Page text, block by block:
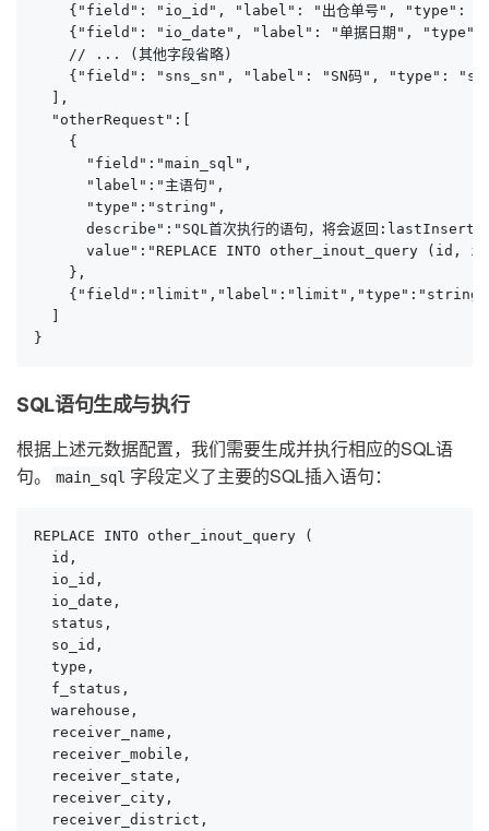
{"field": "io_id", "label": "出仓单号", "type":
{"field": "io_date", "label": "单据日期",
    // ... (其他字段省略)
{"field": "sns_sn", "label": "SN码", "type":
  ],
  "otherRequest":[
    {
      "field":"main_sql",
      "label":"主语句",
      "type":"string",
describe":"SQL首次执行的语句，将会返回
value":"REPLACE INTO other_inout_query (id,
    },
  ]
}
SQL语句生成与执行
根据上述元数据配置，我们需要生成并执行相应的SQL语
句。
main_sql 字段定义了主要的SQL插入语句：
REPLACE INTO other_inout_query (
  id,
  io_id,
  io_date,
  status,
  so_id,
  type,
  f_status,
  warehouse,
  receiver_name,
  receiver_mobile,
  receiver_state,
  receiver_city,
  receiver_district,